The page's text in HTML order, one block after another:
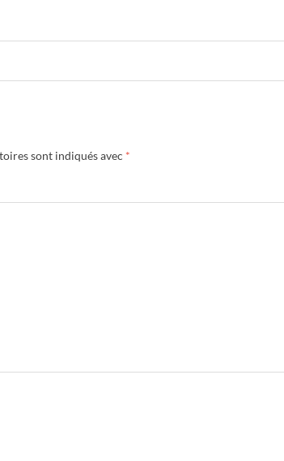
sont indiqués avec *